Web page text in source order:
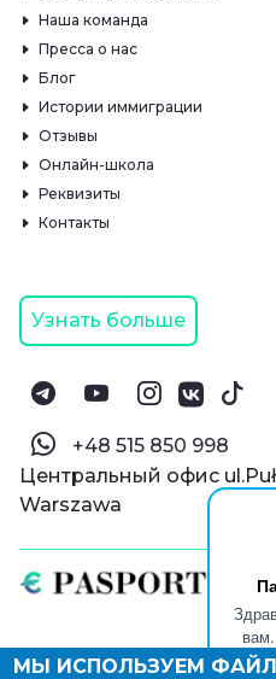
© Паспорт Онлайн 2019—2026
Наша команда
Пресса о нас
Блог
Истории иммиграции
Отзывы
Онлайн-школа
Реквизиты
Контакты
Узнать больше
‪+48 515 850 998‬
Центральный офис
Warszawa
МЫ ИСПОЛЬЗУЕМ